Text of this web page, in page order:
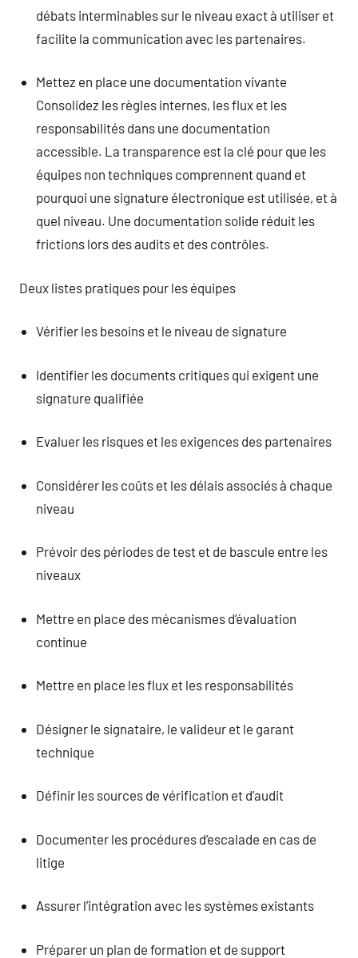
débats interminables sur le niveau exact à utiliser et
facilite la communication avec les partenaires.
Mettez en place une documentation vivante
Consolidez les règles internes, les flux et les
responsabilités dans une documentation
accessible. La transparence est la clé pour que les
équipes non techniques comprennent quand et
pourquoi une signature électronique est utilisée, et à
quel niveau. Une documentation solide réduit les
frictions lors des audits et des contrôles.
Deux listes pratiques pour les équipes
Vérifier les besoins et le niveau de signature
Identifier les documents critiques qui exigent une
signature qualifiée
Evaluer les risques et les exigences des partenaires
Considérer les coûts et les délais associés à chaque
niveau
Prévoir des périodes de test et de bascule entre les
niveaux
Mettre en place des mécanismes d’évaluation
continue
Mettre en place les flux et les responsabilités
Désigner le signataire, le valideur et le garant
technique
Définir les sources de vérification et d’audit
Documenter les procédures d’escalade en cas de
litige
Assurer l’intégration avec les systèmes existants
Préparer un plan de formation et de support